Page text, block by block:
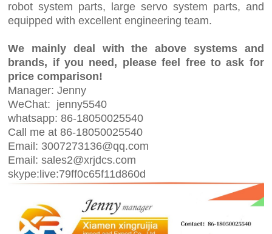
robot system parts, large servo system parts, and
equipped with excellent engineering team.
We mainly deal with the above systems and
brands, if you need, please feel free to ask for
price comparison!
Manager: Jenny
WeChat: jenny5540
whatsapp: 86-18050025540
Call me at 86-18050025540
Email: 3007273136@qq.com
Email: sales2@xrjdcs.com
skype:live:79ff0c65f11d860d